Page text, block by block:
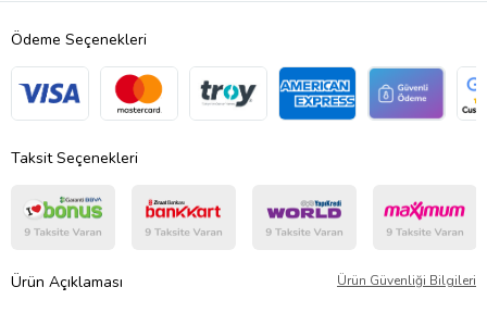
Ödeme Seçenekleri
Taksit Seçenekleri
Ürün Açıklaması Ürün Güvenliği Bilgileri